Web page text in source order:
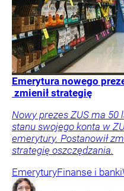
Emerytura nowego
zmienił strategię
Nowy prezes ZUS ma 50
stanu swojego konta w
emerytury. Postanowił
strategię oszczędzania.
EmeryturyFinanse i banki